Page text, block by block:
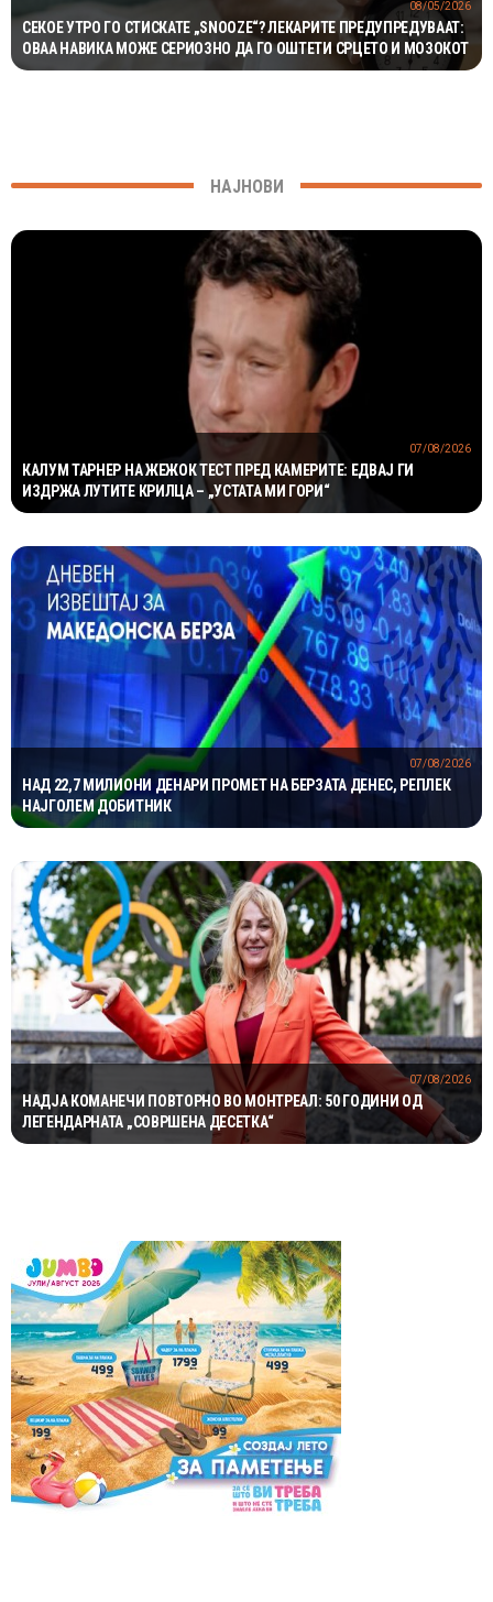
СЕКОЕ УТРО ГО СТИСКАТЕ „SNOOZE“? ЛЕКАРИТЕ ПРЕДУПРЕДУВААТ:
ОВАА НАВИКА МОЖЕ СЕРИОЗНО ДА ГО ОШТЕТИ СРЦЕТО И МОЗОКОТ
08/05/2026
НАЈНОВИ
КАЛУМ ТАРНЕР НА ЖЕЖОК ТЕСТ ПРЕД КАМЕРИТЕ: ЕДВАЈ ГИ
ИЗДРЖА ЛУТИТЕ КРИЛЦА – „УСТАТА МИ ГОРИ“
07/08/2026
НАД 22,7 МИЛИОНИ ДЕНАРИ ПРОМЕТ НА БЕРЗАТА ДЕНЕС, РЕПЛЕК
НАЈГОЛЕМ ДОБИТНИК
07/08/2026
НАДЈА КОМАНЕЧИ ПОВТОРНО ВО МОНТРЕАЛ: 50 ГОДИНИ ОД
ЛЕГЕНДАРНАТА „СОВРШЕНА ДЕСЕТКА“
07/08/2026